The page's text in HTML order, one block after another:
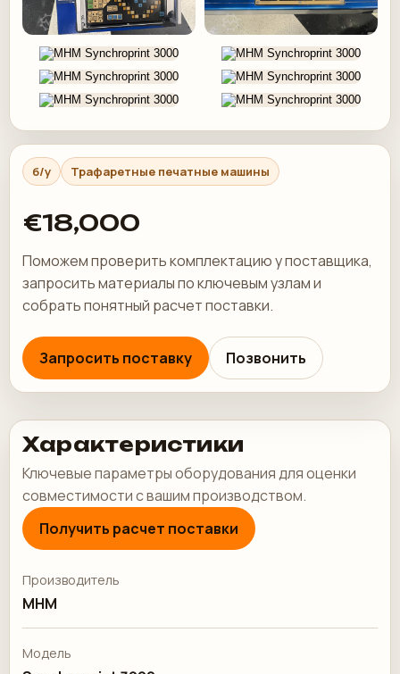
б/у Трафаретные печатные машины
€18,000
Поможем проверить комплектацию у поставщика,
запросить материалы по ключевым узлам и
собрать понятный расчет поставки.
Запросить поставку Позвонить
Характеристики
Ключевые параметры оборудования для оценки
совместимости с вашим производством.
Получить расчет поставки
Производитель
MHM
Модель